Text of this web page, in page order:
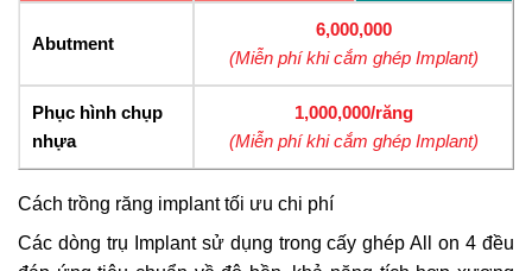
Abutment
6,000,000
(Miễn phí khi cắm ghép Implant)
Phục hình chụp
nhựa
1,000,000/răng
(Miễn phí khi cắm ghép Implant)
Cách trồng răng implant tối ưu chi phí
Các dòng trụ Implant sử dụng trong cấy ghép All on 4 đều